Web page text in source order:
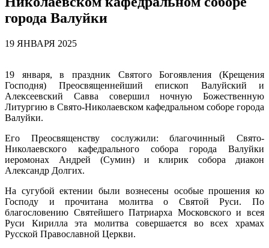
города Валуйки
19 ЯНВАРЯ 2025
19 января, в праздник Святого Богоявления (Крещения
Господня) Преосвященнейший епископ Валуйский и
Алексеевский Савва совершил ночную Божественную
Литургию в Свято-Николаевском кафедральном соборе города
Валуйки.
Его Преосвященству сослужили: благочинный Свято-
Николаевского кафедрального собора города Валуйки
иеромонах Андрей (Сумин) и клирик собора диакон
Александр Долгих.
На сугубой ектении были вознесены особые прошения ко
Господу и прочитана молитва о Святой Руси. По
благословению Святейшего Патриарха Московского и всея
Руси Кирилла эта молитва совершается во всех храмах
Русской Православной Церкви.